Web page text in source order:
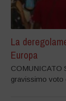
La
Europa
COMUNICATO
gravissimo voto